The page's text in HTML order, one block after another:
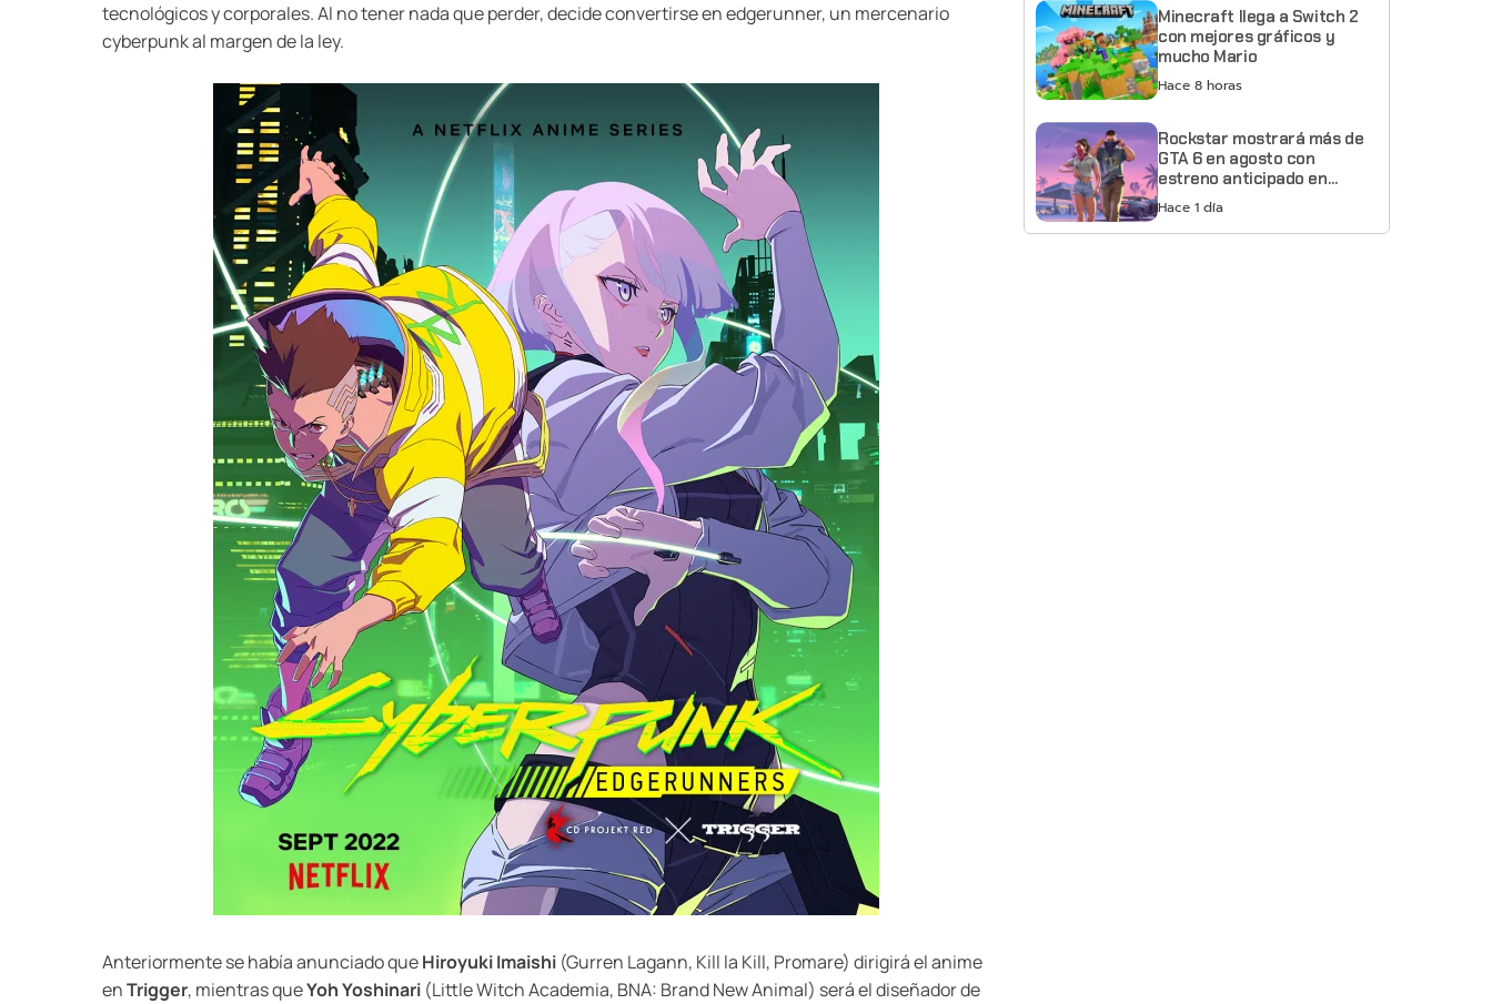
tecnológicos y corporales. Al no tener nada que perder, decide convertirse en edgerunner, un mercenario
cyberpunk al margen de la ley.
Anteriormente se había anunciado queHiroyuki Imaishi (Gurren Lagann, Kill la Kill, Promare) dirigirá el anime
enTrigger, mientras queYoh Yoshinari (Little Witch Academia, BNA: Brand New Animal) será el diseñador de
Minecraft llega a Switch 2
con mejores gráficos y
mucho Mario
Hace 8 horas
Rockstar mostrará más de
GTA 6 en agosto con
estreno anticipado en
Netflix
Hace 1 día